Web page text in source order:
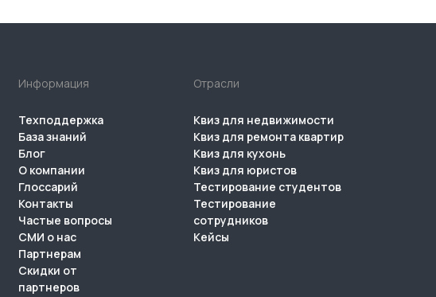
Информация Отрасли
Квиз для недвижимости
Квиз для ремонта квартир
Квиз для кухонь
Квиз для юристов
Тестирование студентов
Тестирование
сотрудников
Кейсы
Техподдержка
База знаний
Блог
О компании
Глоссарий
Контакты
Частые вопросы
СМИ о нас
Партнерам
Скидки от
партнеров